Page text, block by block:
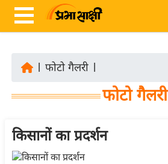
ज़ा
ब
फोटो गैलरी
फोटो गैलरी
किसानों का प्रदर्शन